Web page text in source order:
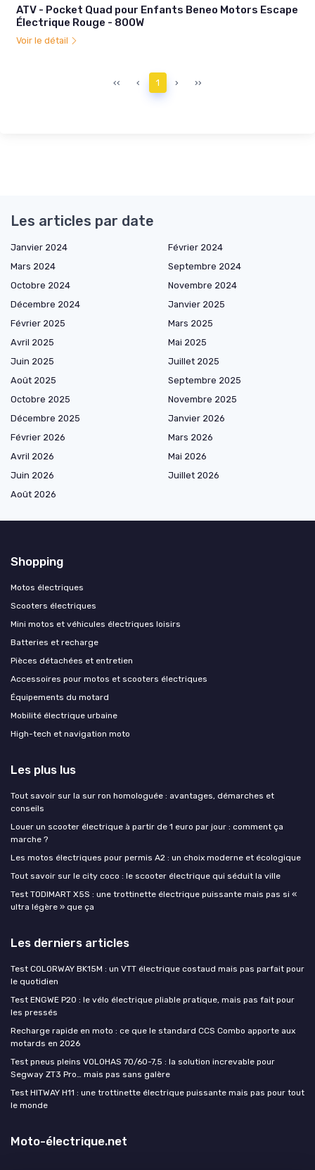
ATV - Pocket Quad pour Enfants Beneo Motors Escape
Électrique Rouge - 800W
Voir le détail
‹‹ ‹ 1 › ››
Les articles par date
Janvier 2024
Février 2024
Mars 2024
Septembre 2024
Octobre 2024
Novembre 2024
Décembre 2024
Janvier 2025
Février 2025
Mars 2025
Avril 2025
Mai 2025
Juin 2025
Juillet 2025
Août 2025
Septembre 2025
Octobre 2025
Novembre 2025
Décembre 2025
Janvier 2026
Février 2026
Mars 2026
Avril 2026
Mai 2026
Juin 2026
Juillet 2026
Août 2026
Shopping
Motos électriques
Scooters électriques
Mini motos et véhicules électriques loisirs
Batteries et recharge
Pièces détachées et entretien
Accessoires pour motos et scooters électriques
Équipements du motard
Mobilité électrique urbaine
High-tech et navigation moto
Les plus lus
Tout savoir sur la sur ron homologuée : avantages, démarches et
conseils
Louer un scooter électrique à partir de 1 euro par jour : comment ça
marche ?
Les motos électriques pour permis A2 : un choix moderne et écologique
Tout savoir sur le city coco : le scooter électrique qui séduit la ville
Test TODIMART X5S : une trottinette électrique puissante mais pas si «
ultra légère » que ça
Les derniers articles
Test COLORWAY BK15M : un VTT électrique costaud mais pas parfait pour
le quotidien
Test ENGWE P20 : le vélo électrique pliable pratique, mais pas fait pour
les pressés
Recharge rapide en moto : ce que le standard CCS Combo apporte aux
motards en 2026
Test pneus pleins VOLOHAS 70/60-7,5 : la solution increvable pour
Segway ZT3 Pro… mais pas sans galère
Test HITWAY H11 : une trottinette électrique puissante mais pas pour tout
le monde
Moto-électrique.net